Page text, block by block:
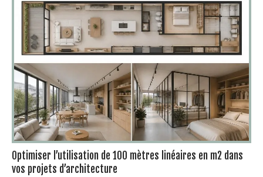
Optimiser l’utilisation de 100 mètres linéaires en m2 dans
vos projets d’architecture